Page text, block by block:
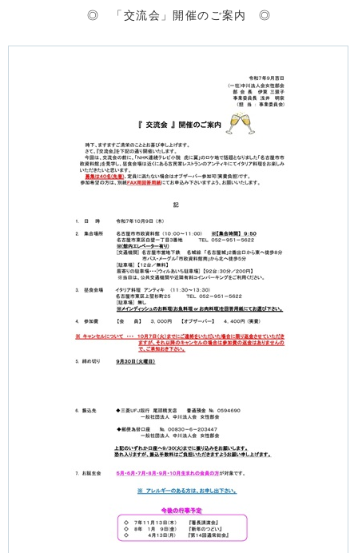
◎ 「交流会」開催のご案内 ◎